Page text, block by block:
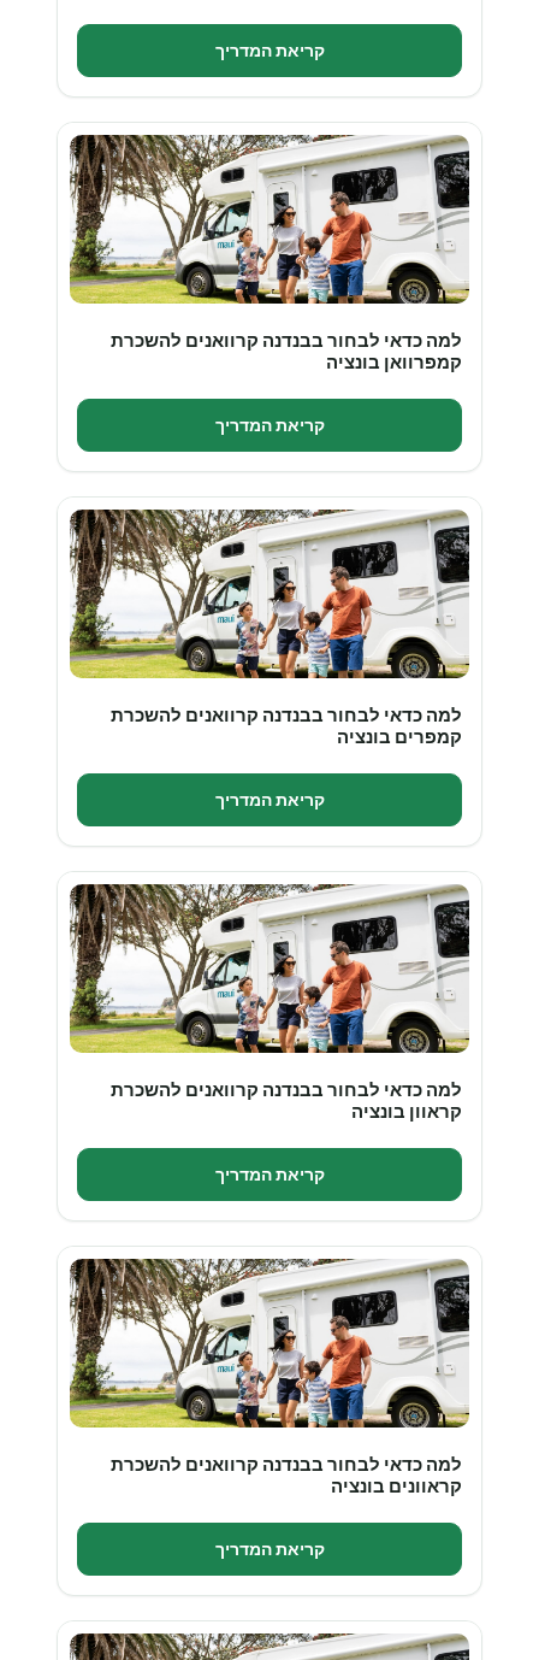
קריאת המדריך
למה כדאי לבחור בבנדנה קרוואנים להשכרת
קמפרוואן בונציה
קריאת המדריך
למה כדאי לבחור בבנדנה קרוואנים להשכרת
קמפרים בונציה
קריאת המדריך
למה כדאי לבחור בבנדנה קרוואנים להשכרת
קראוון בונציה
קריאת המדריך
למה כדאי לבחור בבנדנה קרוואנים להשכרת
קראוונים בונציה
קריאת המדריך